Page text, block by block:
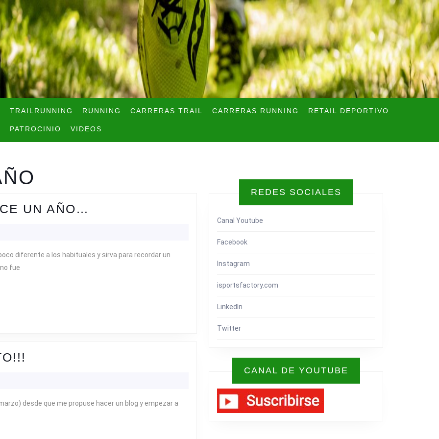
TRAILRUNNING RUNNING CARRERAS TRAIL CARRERAS RUNNING RETAIL DEPORTIVO
PATROCINIO VIDEOS
UN AÑO…
HOY
diferente a los habituales y sirva para recordar un
fue
desde que me propuse hacer un blog y empezar a
REDES SOCIALES
Canal Youtube
Facebook
Instagram
isportsfactory.com
LinkedIn
Twitter
CANAL DE YOUTUBE